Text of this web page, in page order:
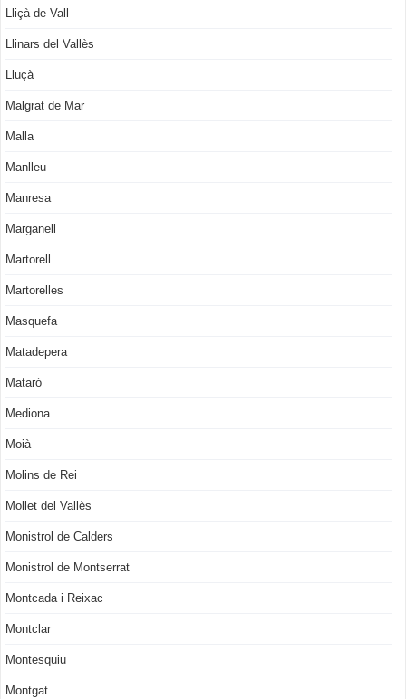
Lliçà de Vall
Llinars del Vallès
Lluçà
Malgrat de Mar
Malla
Manlleu
Manresa
Marganell
Martorell
Martorelles
Masquefa
Matadepera
Mataró
Mediona
Moià
Molins de Rei
Mollet del Vallès
Monistrol de Calders
Monistrol de Montserrat
Montcada i Reixac
Montclar
Montesquiu
Montgat